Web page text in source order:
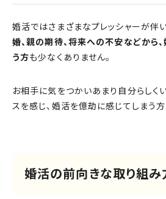
婚活ではさまざまなプレッシャーが伴い
婚、親の期待、将来への不安などから
う方も少なくありません。
お相手に気をつかいあまり自分らしく
スを感じ、婚活を億劫に感じてしまう方
婚活の前向きな取り組み